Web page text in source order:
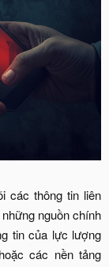
các thông tin liên
nguồn chính
tin của lực lượng
các nền tảng